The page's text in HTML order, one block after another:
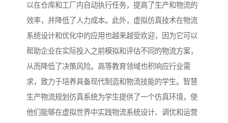
以在仓库和工厂内自动执行任务，提高了生产和物流的
效率，并降低了人力成本。此外，虚拟仿真技术在物流
系统设计和优化中的应用也越来越受欢迎，因为它可以
帮助企业在实际投入之前模拟和评估不同的物流方案，
从而降低了决策风险。高等教育领域也积响应行业需
求，致力于培养具备现代制造和物流技能的学生。智慧
生产物流规划仿真系统为学生提供了一个仿真环境，使
他们能够在虚拟世界中实践物流系统设计、调优和运营